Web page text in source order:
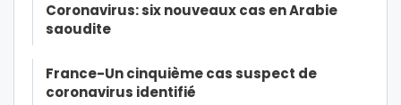
Coronavirus: six nouveaux cas en Arabie
saoudite
France-Un cinquième cas suspect de
coronavirus identifié